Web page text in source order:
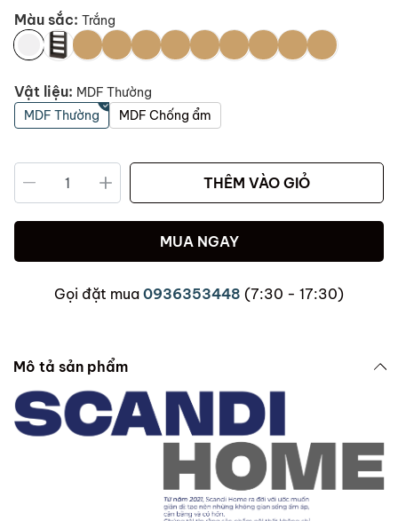
Màu sắc: Trắng
Vật liệu: MDF Thường
MDF Thường
MDF Chống ẩm
THÊM VÀO GIỎ
MUA NGAY
Gọi đặt mua 0936353448 (7:30 - 17:30)
Mô tả sản phẩm